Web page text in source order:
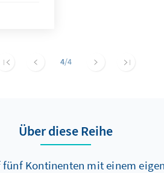
4/4
Über diese Reihe
Kontinenten mit einem